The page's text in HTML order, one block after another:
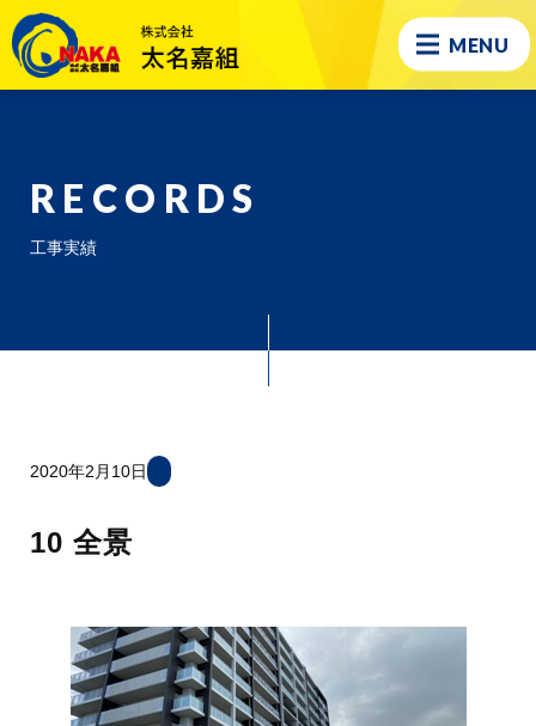
MENU
RECORDS
工事実績
2020年2月10日
10 全景